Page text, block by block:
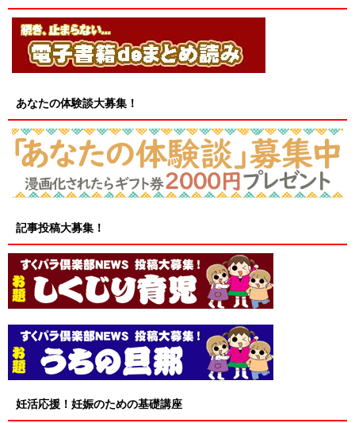
あなたの体験談大募集！
記事投稿大募集！
妊活応援！妊娠のための基礎講座